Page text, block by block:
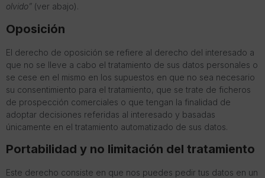
olvido” (ver abajo).
Oposición
El derecho de oposición se refiere al derecho del interesado a
que no se lleve a cabo el tratamiento de sus datos personales o
se cese en el mismo en los supuestos en que no sea necesario
su consentimiento para el tratamiento, que se trate de ficheros
de prospección comerciales o que tengan la finalidad de
adoptar decisiones referidas al interesado y basadas
únicamente en el tratamiento automatizado de sus datos.
Portabilidad y no limitación del tratamiento
Este derecho consiste en que nos puedes pedir tus datos en un